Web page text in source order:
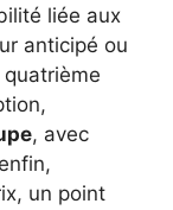
liée aux
anticipé ou
, avec
un point